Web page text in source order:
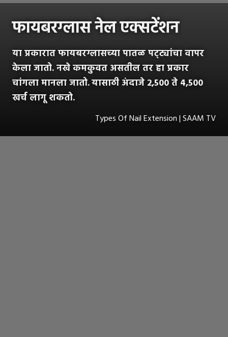
फायबरग्लास नेल एक्सटेंशन
या प्रकारात फायबरग्लासच्या पातळ पट्ट्यांचा वापर
केला जातो. नखे कमकुवत असतील तर हा प्रकार
चांगला मानला जातो.यासाठी अंदाजे 2,500 ते 4,500
खर्च लागू शकतो.
Types Of Nail Extension | SAAM TV